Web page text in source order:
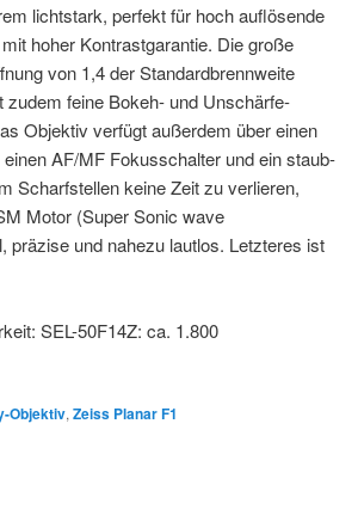
lichtstark, perfekt für hoch auflösende
hoher Kontrastgarantie. Die große
von 1,4 der Standardbrennweite
zudem feine Bokeh- und Unschärfe-
Objektiv verfügt außerdem über einen
AF/MF Fokusschalter und ein staub-
Scharfstellen keine Zeit zu verlieren,
Motor (Super Sonic wave
präzise und nahezu lautlos. Letzteres ist
SEL-50F14Z: ca. 1.800
Objektiv, Zeiss Planar F1